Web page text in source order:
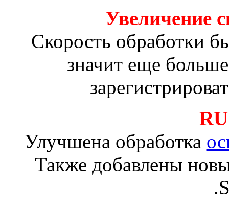
Увеличение
Скорость обработки
значит еще
Улучшена обработка
Также добавлены